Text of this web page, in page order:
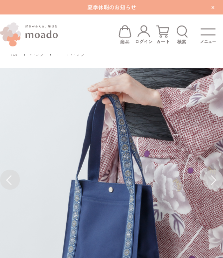
夏季休暇のお知らせ ×
商品 ログイン カート 検索
TOP バッグ トートバッグ